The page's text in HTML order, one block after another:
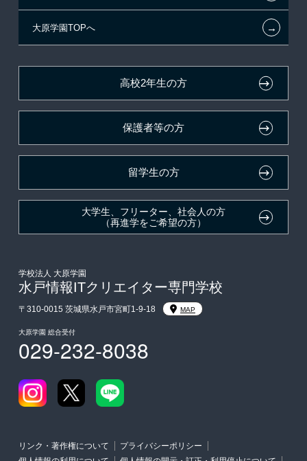
試験による特待生制度
特別推薦入学
生徒会活動推薦入学
在校生・卒業生紹介推薦入学
大学生・短期大学生特別入学
学費
入学前のお勧め学習システム
大学・短期大学・公務員併願制度
大原の資格サポート制度
各種証明書の発行ご希望の方
採用ご担当の方
大原学園TOPへ ←
高校2年生の方
保護者等の方
留学生の方
大学生、フリーター、社会人の方
（再進学をご希望の方）
学校法人 大原学園
水戸情報ITクリエイター専門学校
〒310-0015 茨城県水戸市宮町1-9-18 MAP
大原学園 総合受付
029-232-8038
リンク・著作権について
プライバシーポリシー